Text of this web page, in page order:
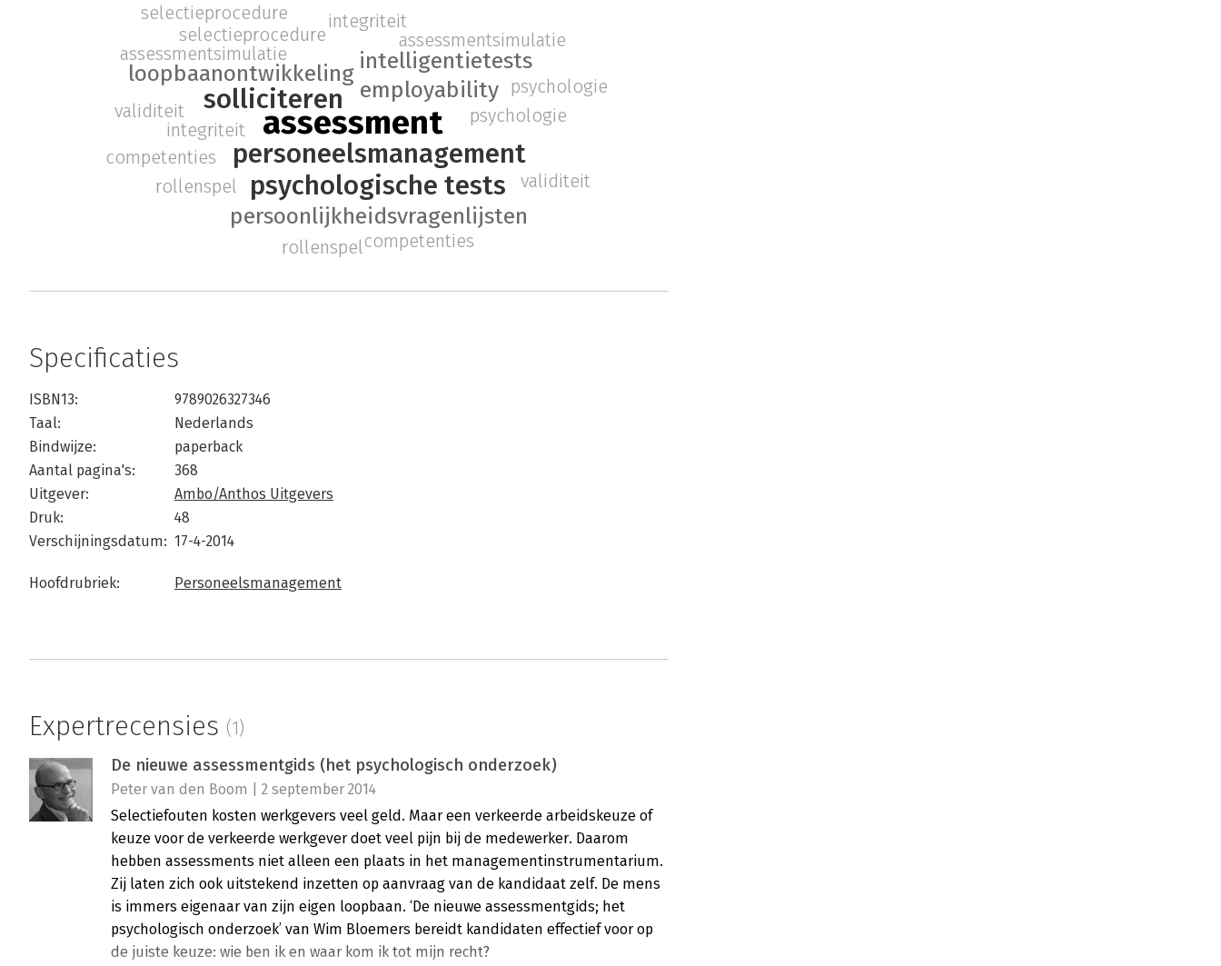
assessment
personeelsmanagement
solliciteren
psychologische tests
loopbaanontwikkeling
persoonlijkheidsvragenlijsten
employability
intelligentietests
integriteit
assessmentsimulatie
psychologie
competenties
rollenspel
validiteit
selectieprocedure
integriteit
assessmentsimulatie
psychologie
competenties
rollenspel
validiteit
selectieprocedure
Specificaties
ISBN13:
9789026327346
Taal:
Nederlands
Bindwijze:
paperback
Aantal pagina's:
368
Uitgever:
Ambo/Anthos Uitgevers
Druk:
48
Verschijningsdatum: 17-4-2014
Hoofdrubriek: Personeelsmanagement
Expertrecensies (1)
De nieuwe assessmentgids (het psychologisch onderzoek)
Peter van den Boom | 2 september 2014
Selectiefouten kosten werkgevers veel geld. Maar een verkeerde arbeidskeuze of
keuze voor de verkeerde werkgever doet veel pijn bij de medewerker. Daarom
hebben assessments niet alleen een plaats in het managementinstrumentarium.
Zij laten zich ook uitstekend inzetten op aanvraag van de kandidaat zelf. De mens
is immers eigenaar van zijn eigen loopbaan. ‘De nieuwe assessmentgids; het
psychologisch onderzoek’ van Wim Bloemers bereidt kandidaten effectief voor op
de juiste keuze: wie ben ik en waar kom ik tot mijn recht?